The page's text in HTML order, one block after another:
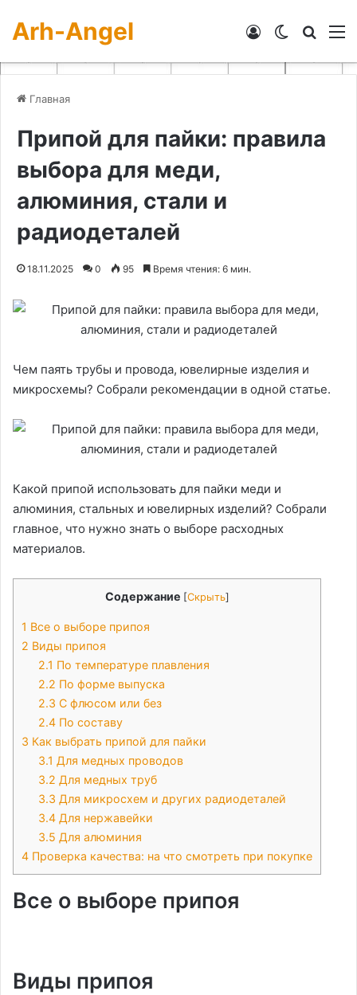
Arh-Angel Switch skin
Войти
Главная
Припой для пайки: правила
выбора для меди,
алюминия, стали и
радиодеталей
18.11.2025 0 95 Время чтения: 6 мин.
Чем паять трубы и провода, ювелирные изделия и
микросхемы? Собрали рекомендации в одной статье.
Какой припой использовать для пайки меди и
алюминия, стальных и ювелирных изделий? Собрали
главное, что нужно знать о выборе расходных
материалов.
Содержание [Скрыть]
1 Все о выборе припоя
2 Виды припоя
2.1 По температуре плавления
2.2 По форме выпуска
2.3 С флюсом или без
2.4 По составу
3 Как выбрать припой для пайки
3.1 Для медных проводов
3.2 Для медных труб
3.3 Для микросхем и других радиодеталей
3.4 Для нержавейки
3.5 Для алюминия
4 Проверка качества: на что смотреть при покупке
Все о выборе припоя
Виды припоя